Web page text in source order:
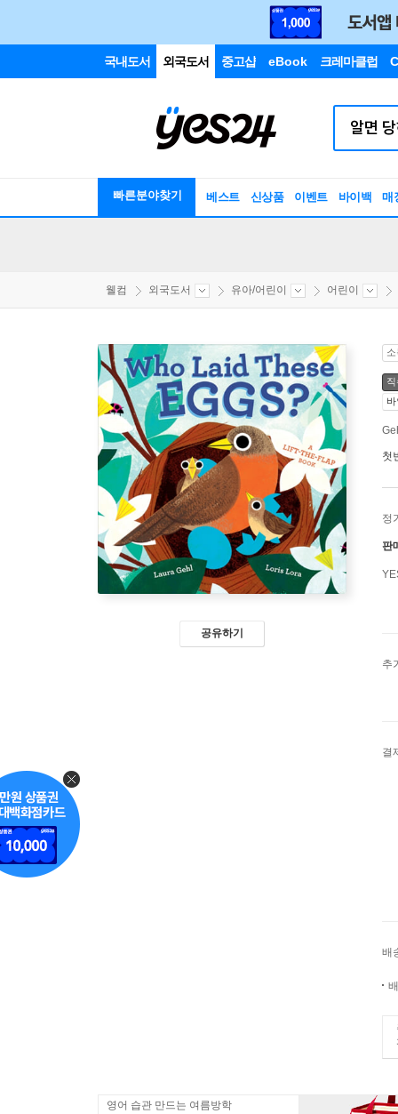
국내도서 외국도서 중고샵 eBook 크레마클럽
빠른분야찾기 베스트 신상품 이벤트 바이백 매
웰컴 외국도서 유아/어린이 어린이
공유하기
첫
정
판
추
결
배
영어 습관 만드는 여름방학